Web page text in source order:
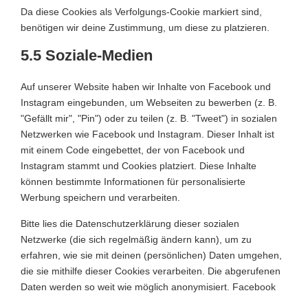
Da diese Cookies als Verfolgungs-Cookie markiert sind,
benötigen wir deine Zustimmung, um diese zu platzieren.
5.5 Soziale-Medien
Auf unserer Website haben wir Inhalte von Facebook und
Instagram eingebunden, um Webseiten zu bewerben (z. B.
"Gefällt mir", "Pin") oder zu teilen (z. B. "Tweet") in sozialen
Netzwerken wie Facebook und Instagram. Dieser Inhalt ist
mit einem Code eingebettet, der von Facebook und
Instagram stammt und Cookies platziert. Diese Inhalte
können bestimmte Informationen für personalisierte
Werbung speichern und verarbeiten.
Bitte lies die Datenschutzerklärung dieser sozialen
Netzwerke (die sich regelmäßig ändern kann), um zu
erfahren, wie sie mit deinen (persönlichen) Daten umgehen,
die sie mithilfe dieser Cookies verarbeiten. Die abgerufenen
Daten werden so weit wie möglich anonymisiert. Facebook